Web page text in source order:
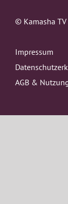
© Kamasha
Impressum
AGB &